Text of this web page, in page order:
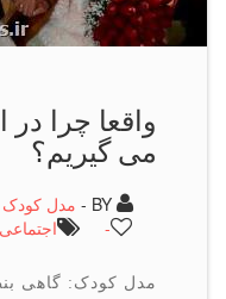
واقعا چرا در
می گیریم؟
مدل کودک
اجتماعی,جشن,
مدل کودک: گاهی بنظر